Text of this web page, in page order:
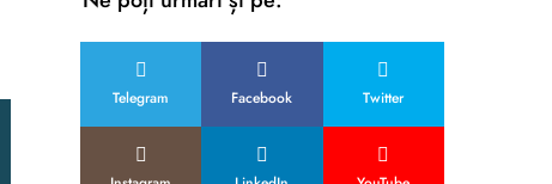
Telegram Facebook Twitter